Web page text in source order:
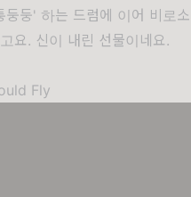
둥둥' 하는 드럼에 이어 비로
요. 신이 내린 선물이네요.
Fly